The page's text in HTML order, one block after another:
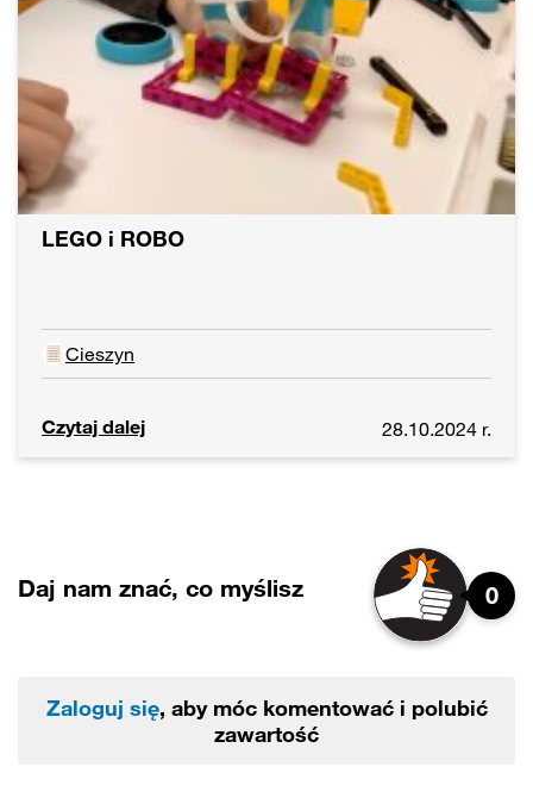
LEGO i ROBO
Cieszyn
Czytaj dalej 28.10.2024 r.
Daj nam znać, co myślisz 0
Zaloguj się, aby móc komentować i polubić
zawartość